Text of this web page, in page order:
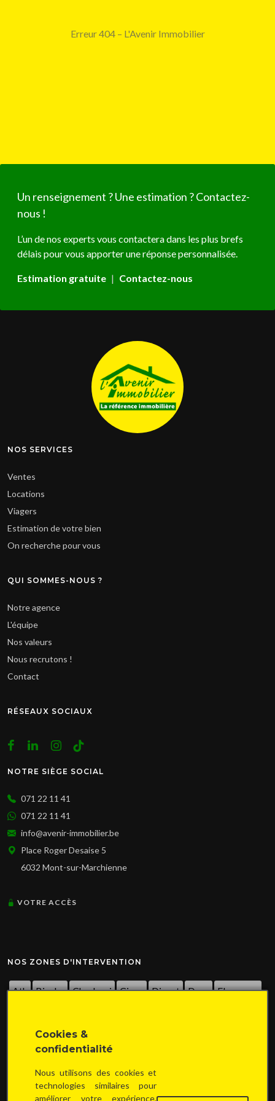
Cookies &
confidentialité
Nous utilisons des cookies et
technologies similaires pour
améliorer votre expérience,
Erreur 404 – L'Avenir Immobilier
Un renseignement ? Une estimation ? Contactez-
nous !
L’un de nos experts vous contactera dans les plus brefs
délais pour vous apporter une réponse personnalisée.
Estimation gratuite | Contactez-nous
NOS SERVICES
Ventes
Locations
Viagers
Estimation de votre bien
On recherche pour vous
QUI SOMMES-NOUS ?
Notre agence
L'équipe
Nos valeurs
Nous recrutons !
Contact
RÉSEAUX SOCIAUX
NOTRE SIÈGE SOCIAL
071 22 11 41
071 22 11 41
info@avenir-immobilier.be
Place Roger Desaise 5
6032 Mont-sur-Marchienne
VOTRE ACCÈS
NOS ZONES D'INTERVENTION
Ath Binche Charleroi Ciney Dinant Dour
Florennes
Nivelles
Péruwelz